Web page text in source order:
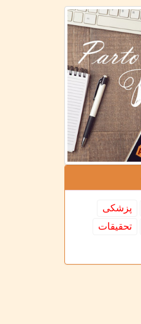
پزشكی
تحقیقات